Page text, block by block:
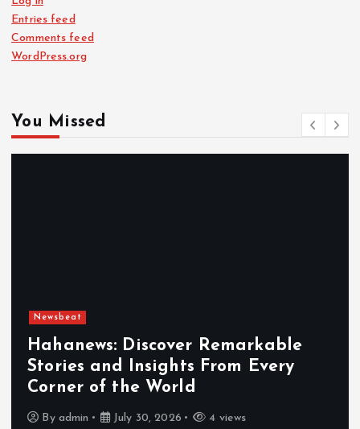
Entries feed
Comments feed
WordPress.org
You Missed
Newsbeat
Hahanews: Discover Remarkable
Stories and Insights From Every
Corner of the World
By admin July 30, 2026 4 views